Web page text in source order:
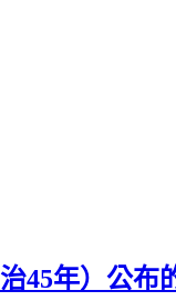
45年）公布